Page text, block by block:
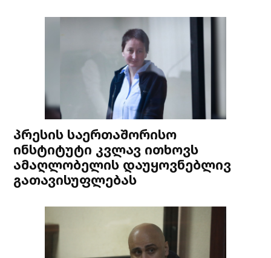
პრესის საერთაშორისო
ინსტიტუტი კვლავ ითხოვს
ამაღლობელის დაუყოვნებლივ
გათავისუფლებას